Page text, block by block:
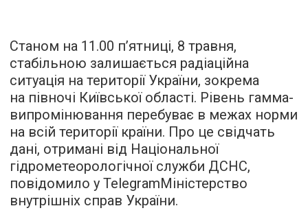
Станом на 11.00 п’ятниці, 8 травня,
стабільною залишається радіаційна
ситуація на території України, зокрема
на півночі Київської області. Рівень гамма-
випромінювання перебуває в межах норми
на всій території країни. Про це свідчать
дані, отримані від Національної
гідрометеорологічної служби ДСНС,
повідомило у TelegramМіністерство
внутрішніх справ України.